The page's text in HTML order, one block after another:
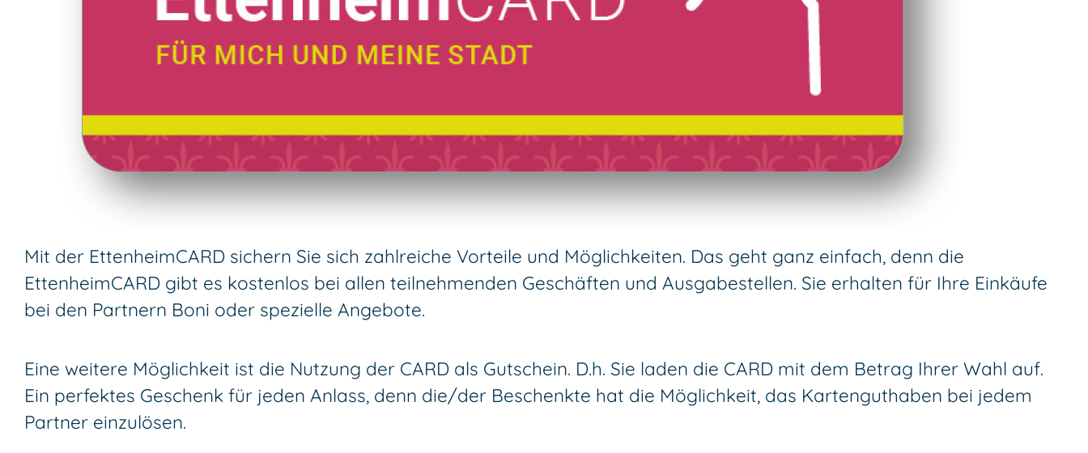
Mit der EttenheimCARD sichern Sie sich zahlreiche Vorteile und Möglichkeiten. Das geht ganz einfach, denn die
EttenheimCARD gibt es kostenlos bei allen teilnehmenden Geschäften und Ausgabestellen. Sie erhalten für Ihre Einkäufe
bei den Partnern Boni oder spezielle Angebote.
Eine weitere Möglichkeit ist die Nutzung der CARD als Gutschein. D.h. Sie laden die CARD mit dem Betrag Ihrer Wahl auf.
Ein perfektes Geschenk für jeden Anlass, denn die/der Beschenkte hat die Möglichkeit, das Kartenguthaben bei jedem
Partner einzulösen.